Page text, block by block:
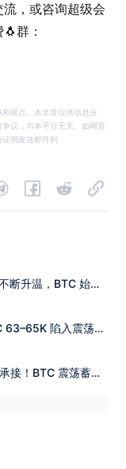
，或咨询超级会
群：
观点。本文章仅供信息分
议，与本平台无关。如网页
明发送邮件到
断升温，BTC 始终
63–65K 陷入震荡，
接！BTC 震荡蓄